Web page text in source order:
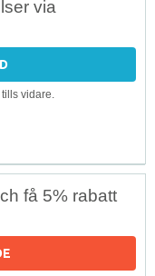
via
tills vidare.
få 5% rabatt